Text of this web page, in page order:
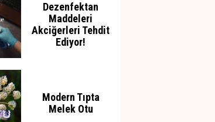
Dezenfektan
Maddeleri
Akciğerleri Tehdit
Ediyor!
Modern Tıpta
Melek Otu